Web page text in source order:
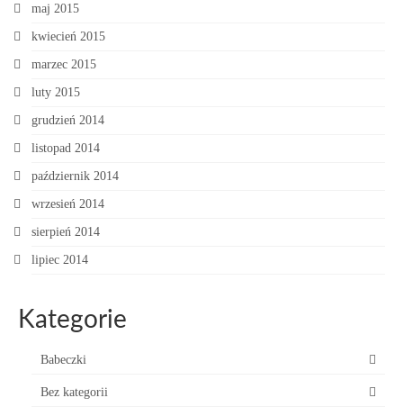
maj 2015
kwiecień 2015
marzec 2015
luty 2015
grudzień 2014
listopad 2014
październik 2014
wrzesień 2014
sierpień 2014
lipiec 2014
Kategorie
Babeczki
Bez kategorii